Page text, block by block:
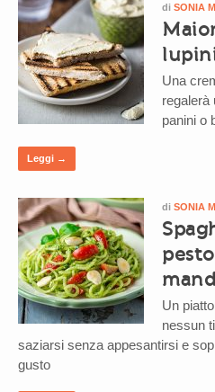
di SONIA
Una
regalerà
panini o
Leggi →
di SONIA
Un
nessun
saziarsi senza appesantirsi e
gusto